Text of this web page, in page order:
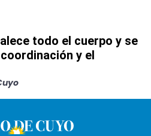
todo el cuerpo y se
y el